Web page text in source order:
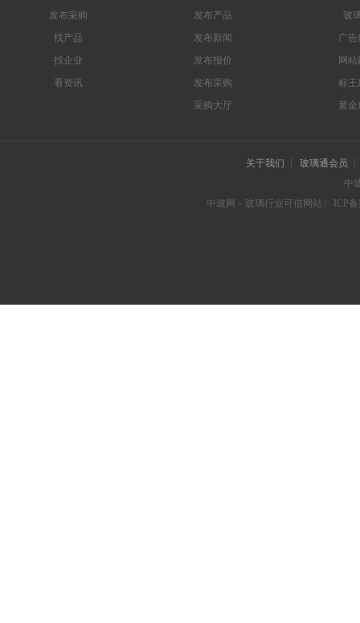
发布采购
找产品
找企业
看资讯
发布产品
发布新闻
发布报价
发布采购
采购大厅
玻
广告
网
标王
黄金
关于我们
玻璃通会员
中
中玻网－玻璃行业可信网站
ICP